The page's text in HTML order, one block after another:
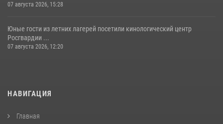
07 августа 2026, 15:28
Юные гости из летних лагерей посетили кинологический центр
Росгвардии ...
07 августа 2026, 12:20
НАВИГАЦИЯ
Главная